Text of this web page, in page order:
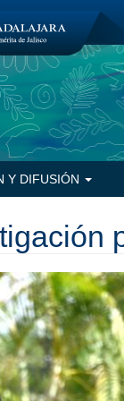
Y DIFUSIÓN